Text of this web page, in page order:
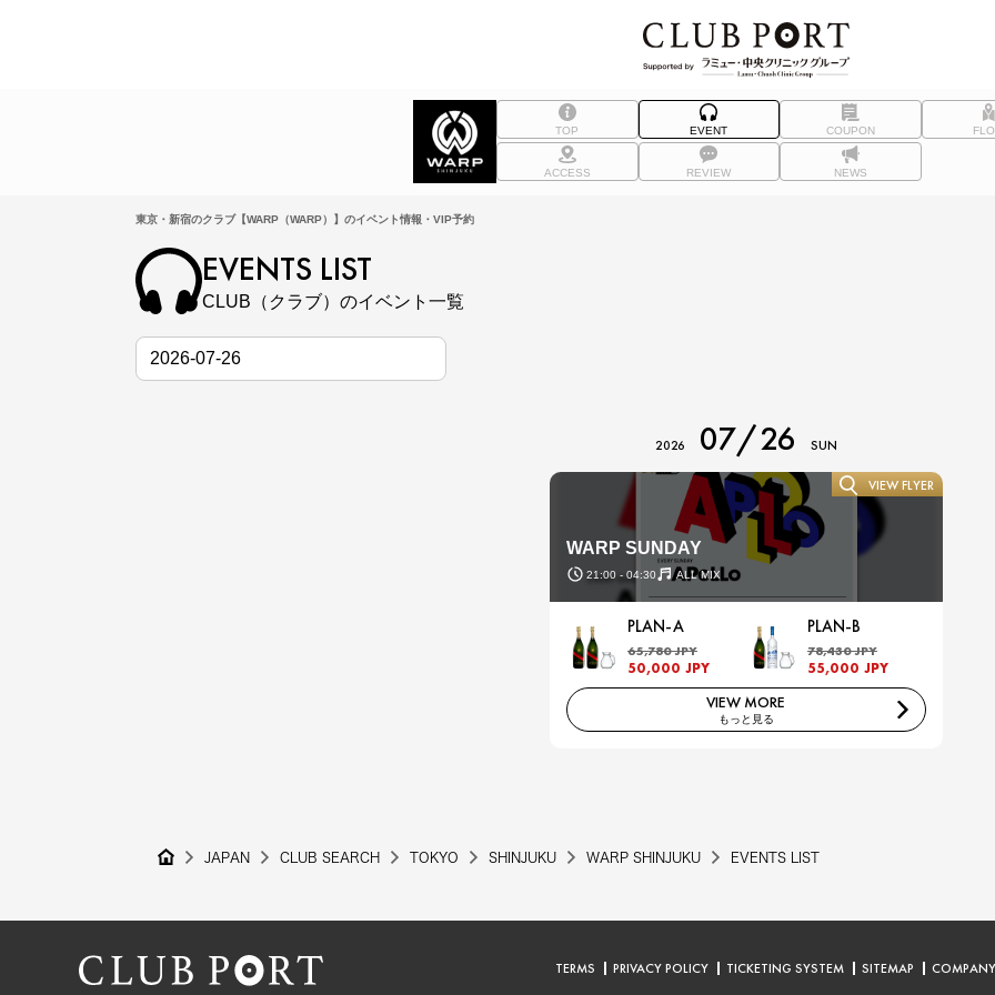
TOP EVENT COUPON
ACCESS REVIEW NEWS
東京・新宿のクラブ【WARP（WARP）】のイベント情報・VIP予約
EVENTS LIST
CLUB（クラブ）のイベント一覧
2026 07/26 SUN
WARP SUNDAY
21:00 - 04:30 ALL MIX
VIEW FLYER
PLAN-A
65,780 JPY
50,000 JPY
PLAN-B
78,430 JPY
55,000 JPY
VIEW MORE
もっと見る
JAPAN CLUB SEARCH TOKYO SHINJUKU WARP SHINJUKU EVENTS LIST
TERMS PRIVACY POLICY TICKETING SYSTEM SITEMAP COMPANY